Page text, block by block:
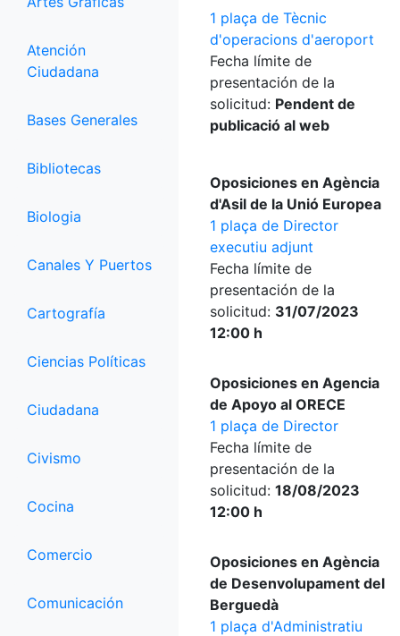
Atención
Ciudadana
Bases Generales
Bibliotecas
Biologia
Canales Y Puertos
Cartografía
Ciencias Políticas
Ciudadana
Civismo
Cocina
Comercio
Comunicación
1 plaça de Tècnic
d'operacions d'aeroport
Fecha límite de
presentación de la
solicitud: Pendent de
publicació al web
Oposiciones en Agència
d'Asil de la Unió Europea
1 plaça de Director
executiu adjunt
Fecha límite de
presentación de la
solicitud: 31/07/2023
12:00 h
Oposiciones en Agencia
de Apoyo al ORECE
1 plaça de Director
Fecha límite de
presentación de la
solicitud: 18/08/2023
12:00 h
Oposiciones en Agència
de Desenvolupament del
Berguedà
1 plaça d'Administratiu